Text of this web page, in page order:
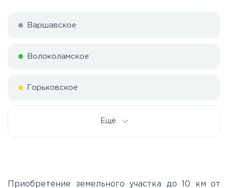
Варшавское
Волоколамское
Горьковское
Калужское
Ещё
Приобретение земельного участка до 10 км от